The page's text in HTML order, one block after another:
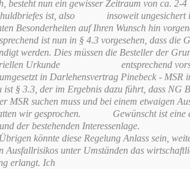
besteht nun ein gewisser Zeitraum von ca. 2-
ist, also insoweit ungesichert
Besonderheiten auf Ihren Wunsch hin
ist nun in § 4.3 vorgesehen, dass die
werden. Dies müssen die Besteller der
Urkunde entsprechend vorsehen.
in Darlehensvertrag Pinebeck - MSR
§ 3.3, der im Ergebnis dazu führt, dass NG
MSR suchen muss und bei einem etwaigen
wir gesprochen. Gewünscht ist eine
der bestehenden Interessenlage.
könnte diese Regelung Anlass sein,
Ausfallrisikos unter Umständen das
erlangt. Ich